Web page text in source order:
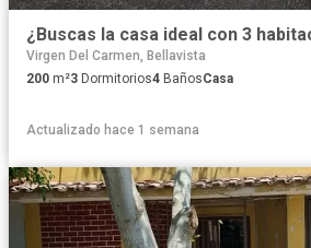
Virgen Del Carmen, Bellavista
200 m²3 Dormitorios4 BañosCasa
Actualizado hace 1 semana